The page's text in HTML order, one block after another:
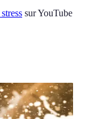
sur YouTube